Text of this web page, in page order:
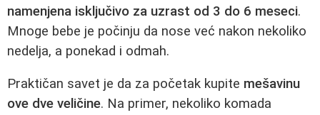
namenjena isključivo za uzrast od 3 do 6 meseci.
Mnoge bebe je počinju da nose već nakon nekoliko
nedelja, a ponekad i odmah.
Praktičan savet je da za početak kupite mešavinu
ove dve veličine. Na primer, nekoliko komada